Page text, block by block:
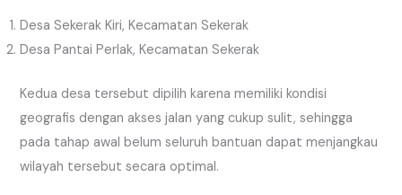
Desa Sekerak Kiri, Kecamatan Sekerak
Desa Pantai Perlak, Kecamatan Sekerak
Kedua desa tersebut dipilih karena memiliki kondisi
geografis dengan akses jalan yang cukup sulit, sehingga
pada tahap awal belum seluruh bantuan dapat menjangkau
wilayah tersebut secara optimal.